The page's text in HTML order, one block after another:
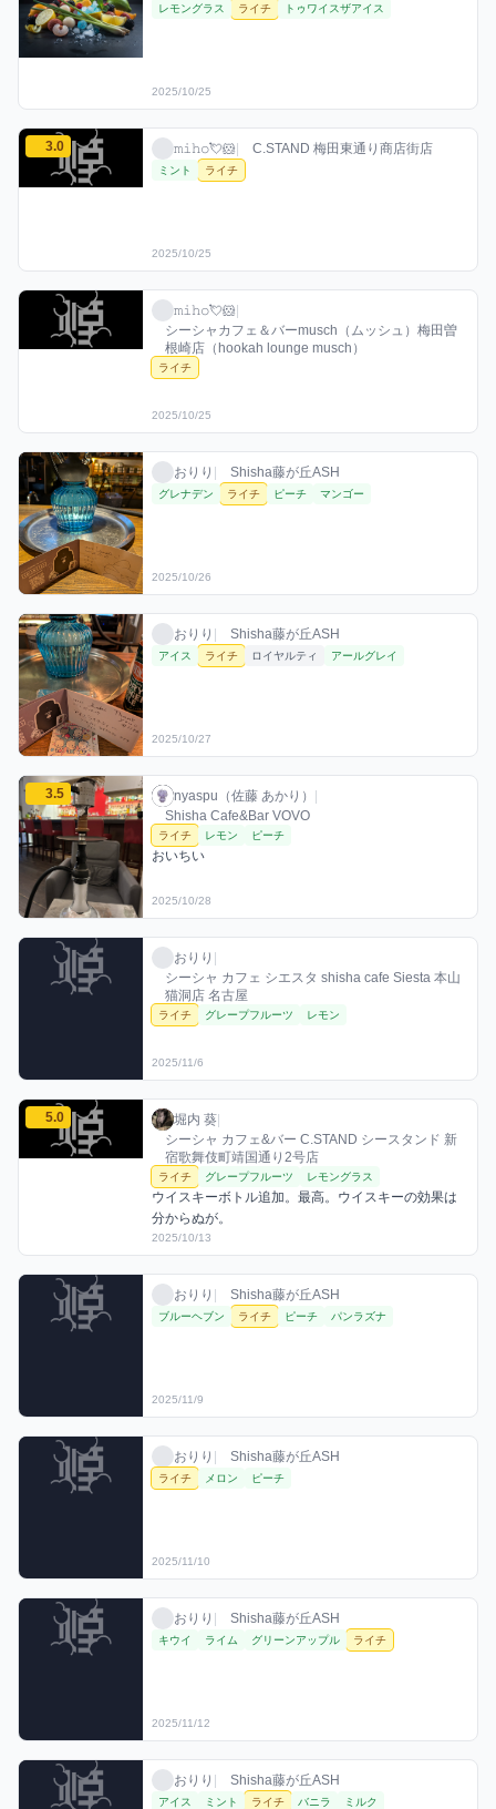
レモングラス ライチ トゥワイスザアイス
2025/10/25
𝚖𝚒𝚑𝚘💘🐹のライチミックスを見る
3.0 𝚖𝚒𝚑𝚘💘🐹 / お店シーシャ / 2025年10月25
𝚖𝚒𝚑𝚘💘🐹 C.STAND 梅田東通り商店街店
利用フレーバー
ミント ライチ
評価
2025/10/25
𝚖𝚒𝚑𝚘💘🐹のライチミックスを見る𝚖𝚒𝚑𝚘💘🐹 / お店シーシャ / 2025年10月25
𝚖𝚒𝚑𝚘💘🐹
シーシャカフェ＆バーmusch（ムッシュ）梅田曽
根崎店（hookah lounge musch）
利用フレーバー
ライチ
2025/10/25
おりりのライチミックスを見るおりり / お店シーシャ / 2025年10月26日
おりり Shisha藤が丘ASH
利用フレーバー
グレナデン ライチ ピーチ マンゴー
2025/10/26
おりりのライチミックスを見るおりり / お店シーシャ / 2025年10月27日
おりり Shisha藤が丘ASH
利用フレーバー
アイス ライチ ロイヤルティ アールグレイ
2025/10/27
nyaspu（佐藤 あかり）のライチミックスを見る
3.5 nyaspu（佐藤 あかり） / お店シーシャ /
nyaspu（佐藤 あかり）
Shisha Cafe&Bar VOVO
利用フレーバー
ライチ レモン ピーチ
コメント
おいちい
評価
2025/10/28
おりりのライチミックスを見るおりり / お店シーシャ / 2025年11月6日
おりり
シーシャ カフェ シエスタ shisha cafe Siesta 本山
猫洞店 名古屋
利用フレーバー
ライチ グレープフルーツ レモン
2025/11/6
堀内 葵のライチミックスを見る
5.0 堀内 葵 / お店シーシャ / 2025年10月13日
堀内 葵
シーシャ カフェ&バー C.STAND シースタンド 新
宿歌舞伎町靖国通り2号店
利用フレーバー
ライチ グレープフルーツ レモングラス
コメント
ウイスキーボトル追加。最高。ウイスキーの効果は
分からぬが。
評価
2025/10/13
おりりのライチミックスを見るおりり / お店シーシャ / 2025年11月9日
おりり Shisha藤が丘ASH
利用フレーバー
ブルーヘブン ライチ ピーチ パンラズナ
2025/11/9
おりりのライチミックスを見るおりり / お店シーシャ / 2025年11月10日
おりり Shisha藤が丘ASH
利用フレーバー
ライチ メロン ピーチ
2025/11/10
おりりのライチミックスを見るおりり / お店シーシャ / 2025年11月12日
おりり Shisha藤が丘ASH
利用フレーバー
キウイ ライム グリーンアップル ライチ
2025/11/12
おりりのライチミックスを見るおりり / お店シーシャ / 2025年11月12日
おりり Shisha藤が丘ASH
利用フレーバー
アイス ミント ライチ バニラ ミルク